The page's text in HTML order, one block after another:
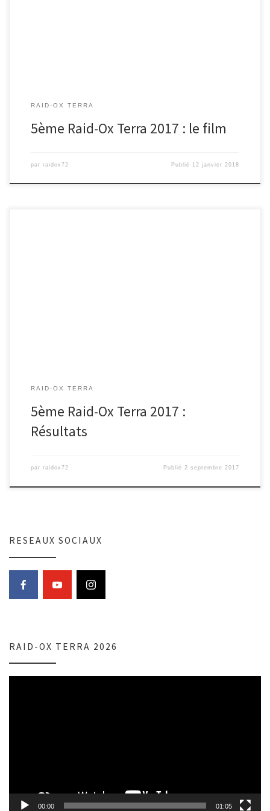
RAID-OX TERRA
5ème Raid-Ox Terra 2017 : le film
par raidox72 Publié 12 janvier 2018
RAID-OX TERRA
5ème Raid-Ox Terra 2017 :
Résultats
par raidox72 Publié2 septembre 2017
RESEAUX SOCIAUX
RAID-OX TERRA 2026
00:00 01:05